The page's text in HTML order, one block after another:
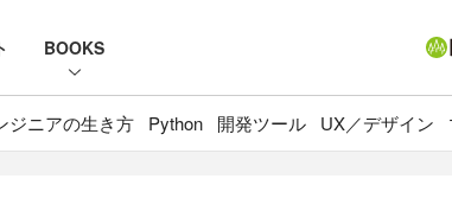
BOOKS
ジニアの生き方 Python 開発ツール UX／デザイン